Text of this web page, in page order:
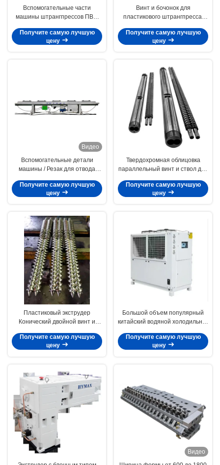
Вспомогательные части
машины штрангпрессов ПВХ/
Получите самую лучшую
цену
Винт и бочонок для
пластикового штрангпресса/
бочонка
Получите самую лучшую
цену
Видео
Вспомогательные детали
машины / Резак для отвода
Получите самую лучшую
цену
Твердохромная облицовка
параллельный винт и ствол для
и измерения размеров
Получите самую лучшую
цену
Пластиковый экструдер
Конический двойной винт и
ствол для двойных двойных
винтовых экструдеров
Получите самую лучшую
цену
Большой объем популярный
китайский водяной холодильник
охлаждения вентилятора
Получите самую лучшую
цену
Видео